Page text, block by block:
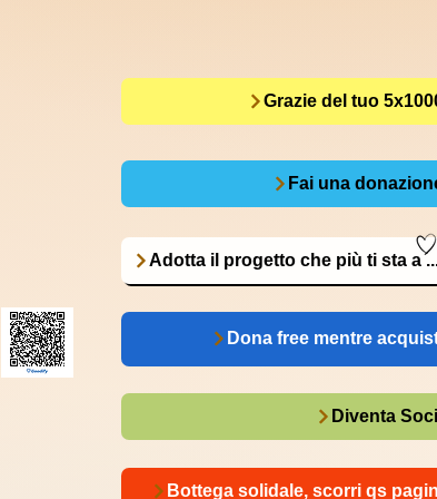
Grazie del tuo
Fai una
Adotta il progetto che più ti sta a
Dona free mentre
Diventa
Bottega solidale, scorri qs